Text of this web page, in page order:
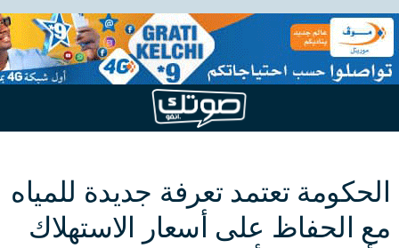
الحكومة تعتمد تعرفة جديدة للمياه
مع الحفاظ على أسعار الاستهلاك